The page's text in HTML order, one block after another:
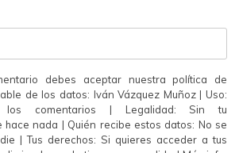
debes aceptar nuestra política de
de los datos: Iván Vázquez Muñoz | Uso:
los comentarios | Legalidad: Sin tu
hace nada | Quién recibe estos datos: No se
| Tus derechos: Si quieres acceder a tus